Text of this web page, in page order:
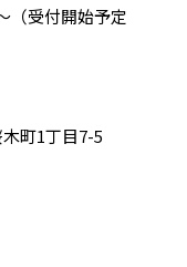
（受付開始予定
町1丁目7-5